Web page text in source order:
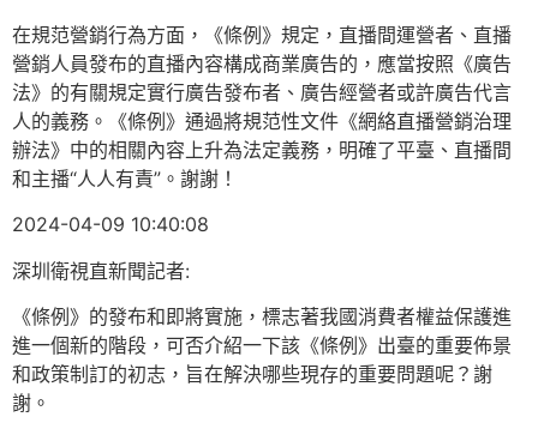
在規范營銷行為方面，《條例》規定，直播間運營者、直播
營銷人員發布的直播內容構成商業廣告的，應當按照《廣告
法》的有關規定實行廣告發布者、廣告經營者或許廣告代言
人的義務。《條例》通過將規范性文件《網絡直播營銷治理
辦法》中的相關內容上升為法定義務，明確了平臺、直播間
和主播“人人有責”。謝謝！
2024-04-09 10:40:08
深圳衛視直新聞記者:
《條例》的發布和即將實施，標志著我國消費者權益保護進
進一個新的階段，可否介紹一下該《條例》出臺的重要佈景
和政策制訂的初志，旨在解決哪些現存的重要問題呢？謝
謝。